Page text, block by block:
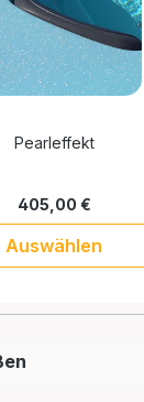
Pearleffekt
405,00 €
Auswählen